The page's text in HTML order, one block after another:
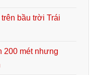
bầu trời Trái
200 mét nhưng